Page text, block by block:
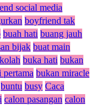
social media
boyfriend tak
buah hati buang jauh
bijak buat main
buka hati bukan
bukan miracle
buntu busy Caca
calon pasangan calon